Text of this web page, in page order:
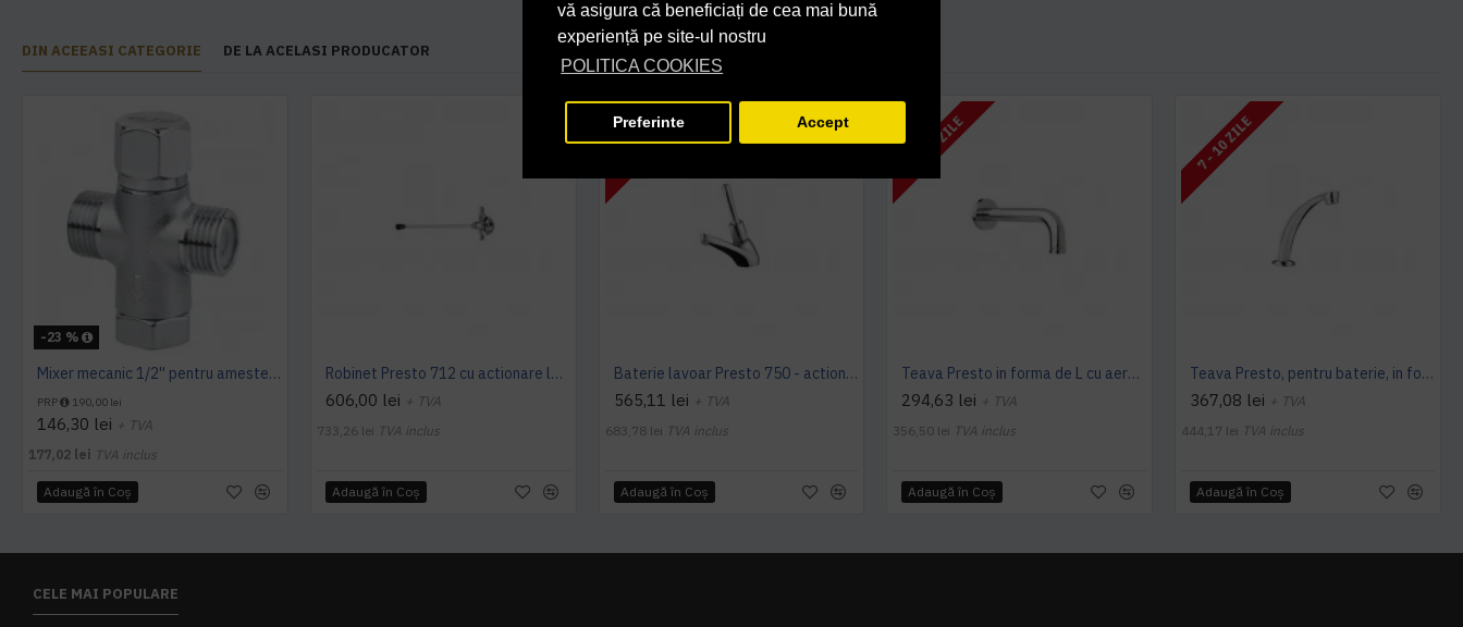
vă asigura că beneficiați de cea mai bună
experiență pe site-ul nostru
POLITICA COOKIES
Preferinte Accept
DIN ACEEASI CATEGORIE DE LA ACELASI PRODUCATOR
-23 %
Mixer mecanic 1/2'' pentru amestec apa calda - rece, Idral
PRP 190,00 lei
146,30 lei + TVA
177,02 lei TVA inclus
Adaugă în Coş
Robinet Presto 712 cu actionare la genunchi montabil pe perete, Presto
606,00 lei + TVA
733,26 lei TVA inclus
Adaugă în Coş
7 - 10 ZILE
Baterie lavoar Presto 750 - actionare cu cotul, Presto
565,11 lei + TVA
683,78 lei TVA inclus
Adaugă în Coş
7 - 10 ZILE
Teava Presto in forma de L cu aerator si rozeta de prindere, Presto
294,63 lei + TVA
356,50 lei TVA inclus
Adaugă în Coş
7 - 10 ZILE
Teava Presto, pentru baterie, in forma de arc de cerc cu aerator si rozeta de prindere, Presto
367,08 lei + TVA
444,17 lei TVA inclus
Adaugă în Coş
CELE MAI POPULARE